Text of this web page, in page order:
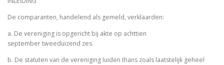
De comparanten, handelend als gemeld, verklaarden:
a. De vereniging is opgericht bij akte op achttien
september tweeduizend zes.
b. De statuten van de vereniging luiden thans zoals laatstelijk geheel